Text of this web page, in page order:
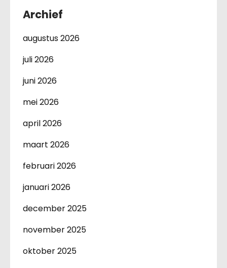
Archief
augustus 2026
juli 2026
juni 2026
mei 2026
april 2026
maart 2026
februari 2026
januari 2026
december 2025
november 2025
oktober 2025